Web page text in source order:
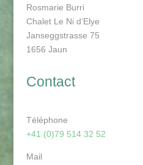
Rosmarie Burri
Chalet Le Ni d’Elye
Janseggstrasse 75
1656 Jaun
Contact
Téléphone
+41 (0)79 514 32 52
Mail